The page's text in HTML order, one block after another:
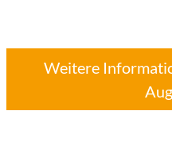
Weitere